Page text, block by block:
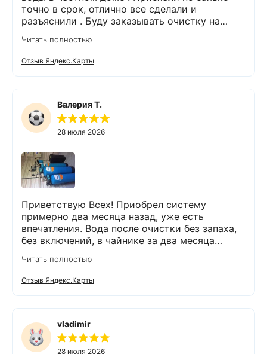
точно в срок, отлично все сделали и
разъяснили . Буду заказывать очистку на
Читать полностью
Отзыв Яндекс.Карты
Валерия Т.
28 июля 2026
Приветствую Всех! Приобрел систему
примерно два месяца назад, уже есть
впечатления. Вода после очистки без запаха,
без включений, в чайнике за два месяца
работает. Оборудование, несмотря на
размеры, поставили компактно, сбоев не
было. Спасибо Экодару за хорошую работу.
Читать полностью
Отзыв Яндекс.Карты
vladimir
28 июля 2026